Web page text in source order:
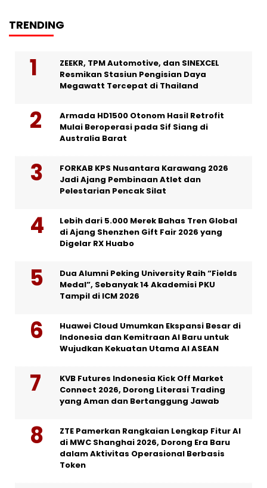
TRENDING
ZEEKR, TPM Automotive, dan SINEXCEL
Resmikan Stasiun Pengisian Daya
Megawatt Tercepat di Thailand
Armada HD1500 Otonom Hasil Retrofit
Mulai Beroperasi pada Sif Siang di
Australia Barat
FORKAB KPS Nusantara Karawang 2026
Jadi Ajang Pembinaan Atlet dan
Pelestarian Pencak Silat
Lebih dari 5.000 Merek Bahas Tren Global
di Ajang Shenzhen Gift Fair 2026 yang
Digelar RX Huabo
Dua Alumni Peking University Raih “Fields
Medal”, Sebanyak 14 Akademisi PKU
Tampil di ICM 2026
Huawei Cloud Umumkan Ekspansi Besar di
Indonesia dan Kemitraan AI Baru untuk
Wujudkan Kekuatan Utama AI ASEAN
KVB Futures Indonesia Kick Off Market
Connect 2026, Dorong Literasi Trading
yang Aman dan Bertanggung Jawab
ZTE Pamerkan Rangkaian Lengkap Fitur AI
di MWC Shanghai 2026, Dorong Era Baru
dalam Aktivitas Operasional Berbasis
Token